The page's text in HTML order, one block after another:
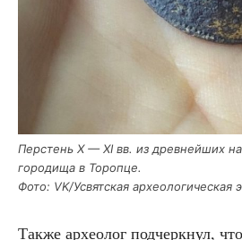
Пер­стень X — XI вв. из древ­ней­ших
горо­ди­ща в Тороп­це.
Фото: VK/Усвятская
Так­же архео­лог под­черк­нул,